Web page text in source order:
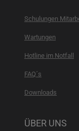
Schulungen
Wartungen
Hotline im Notfall
FAQ´s
Downloads
ÜBER UNS